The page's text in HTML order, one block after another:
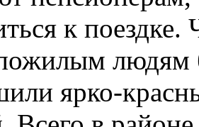
к
людям
ярко-